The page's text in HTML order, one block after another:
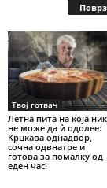
Твој готвач
Летна пита на која
не може да ѝ одолее:
Крцкава однадвор,
сочна одвнатре и
готова за помалку од
еден час!